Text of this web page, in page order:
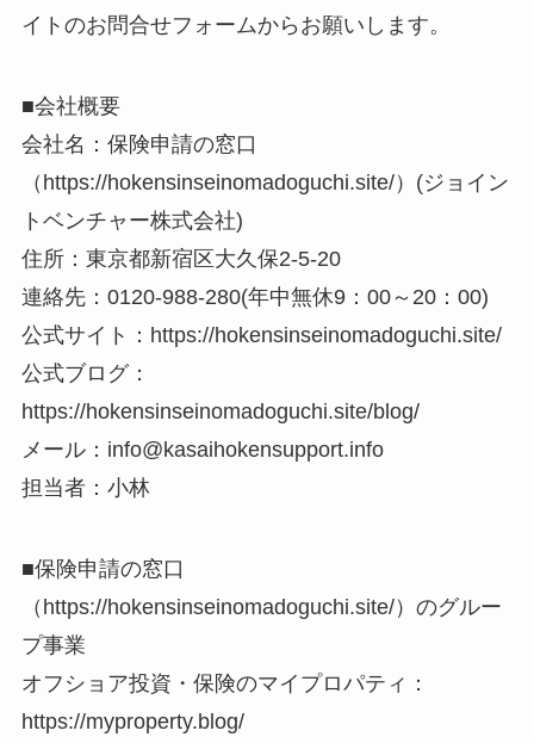
イトのお問合せフォームからお願いします。
■会社概要
会社名：保険申請の窓口
（https://hokensinseinomadoguchi.site/）(ジョイン
トベンチャー株式会社)
住所：東京都新宿区大久保2-5-20
連絡先：0120-988-280(年中無休9：00～20：00)
公式サイト：https://hokensinseinomadoguchi.site/
公式ブログ：
https://hokensinseinomadoguchi.site/blog/
メール：info@kasaihokensupport.info
担当者：小林
■保険申請の窓口
（https://hokensinseinomadoguchi.site/）のグルー
プ事業
オフショア投資・保険のマイプロパティ：
https://myproperty.blog/